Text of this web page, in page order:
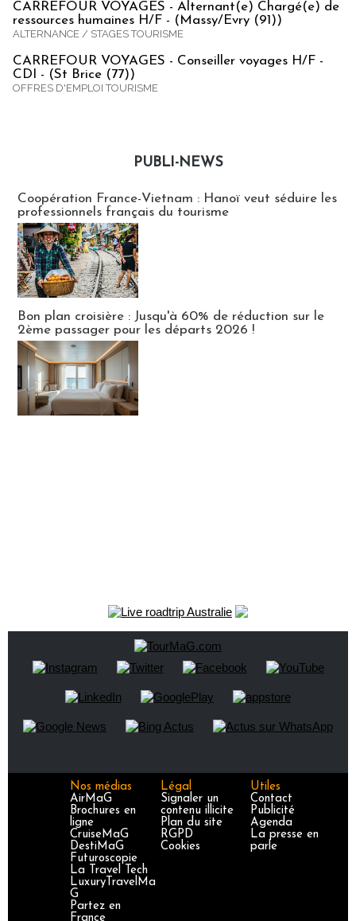
CARREFOUR VOYAGES - Alternant(e) Chargé(e) de
ressources humaines H/F - (Massy/Evry (91))
ALTERNANCE / STAGES TOURISME
CARREFOUR VOYAGES - Conseiller voyages H/F -
CDI - (St Brice (77))
OFFRES D'EMPLOI TOURISME
PUBLI-NEWS
Coopération France-Vietnam : Hanoï veut séduire les
professionnels français du tourisme
Bon plan croisière : Jusqu'à 60% de réduction sur le
2ème passager pour les départs 2026 !
Nos médias
AirMaG
Brochures en
ligne
CruiseMaG
DestiMaG
Futuroscopie
La Travel Tech
LuxuryTravelMa
G
Partez en
France
Légal
Signaler un
contenu illicite
Plan du site
RGPD
Cookies
Utiles
Contact
Publicité
Agenda
La presse en
parle